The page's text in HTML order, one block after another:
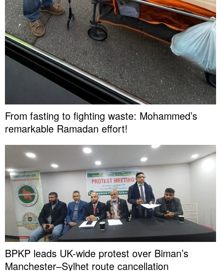
From fasting to fighting waste: Mohammed’s
remarkable Ramadan effort!
BPKP leads UK-wide protest over Biman’s
Manchester–Sylhet route cancellation